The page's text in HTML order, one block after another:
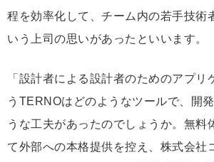
程を効率化して、チーム内の若手技術
いう上司の思いがあったといいます。
「設計者による設計者のためのアプリ
うTERNOはどのようなツールで、開
うな工夫があったのでしょうか。無料
て外部への本格提供を控え、株式会社